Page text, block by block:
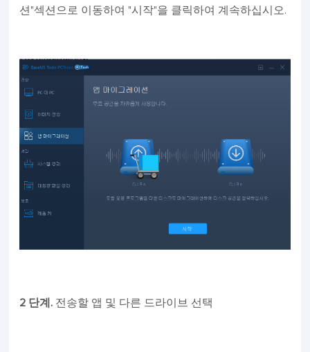
션"섹션으로 이동하여 "시작"을 클릭하여 계속하십시오.
2 단계. 전송할 앱 및 다른 드라이브 선택